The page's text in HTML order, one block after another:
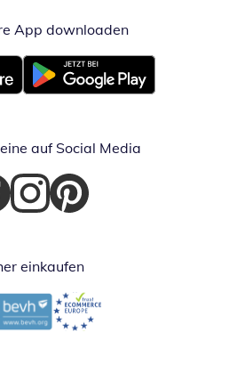
App downloadenÖffnet in
Fenster
Öffnet in neuem Fenster
auf Social Media
in neuem Fenster
Öffnet in neuem Fenster
Öffnet in neuem Fenster
einkaufen
in neuem FensterÖffnet in neuem Fenster